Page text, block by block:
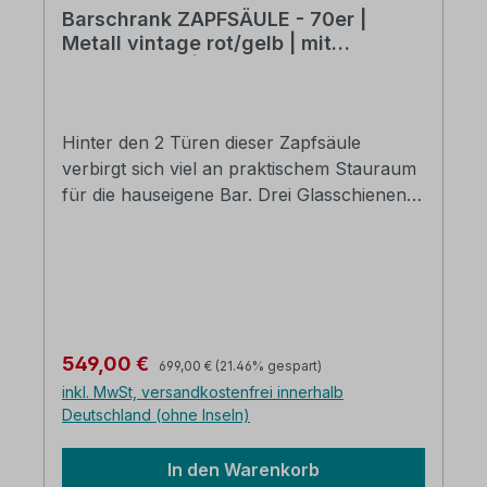
Barschrank ZAPFSÄULE - 70er |
Metall vintage rot/gelb | mit
Hinter den 2 Türen dieser Zapfsäule
verbirgt sich viel an praktischem Stauraum
für die hauseigene Bar. Drei Glasschienen,
Das gesamte Erscheinungsbild wurde mit
viel Handarbeit einer echten Zapfsäule aus
den 70 er und 80 erJahren
nachempfunden. Diese Möbelstücke im
für Spießer und Langweiler, hier ist echte
Verkaufspreis:
549,00 € Regulärer Preis:
699,00 € (21.46% gespart)
inkl. MwSt, versandkostenfrei innerhalb
Deutschland (ohne Inseln)
In den Warenkorb